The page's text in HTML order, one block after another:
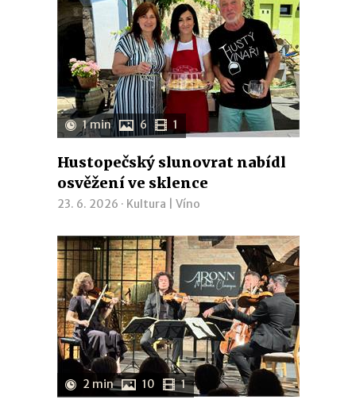
1 min 6 1
Hustopečský slunovrat nabídl
osvěžení ve sklence
23. 6. 2026 · Kultura Víno
2 min 10 1